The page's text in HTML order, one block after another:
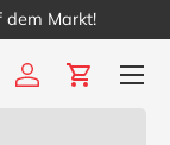
dem Markt!
Einloggen
Menü